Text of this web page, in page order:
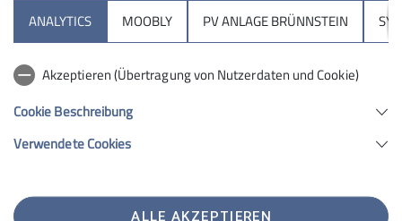
Hochrieshütte
Sektion Rosenheim des Deutschen Alpenvereins e.V.
Telefon +4980312716030
ANALYTICS MOOBLY PV ANLAGE BRÜNNSTEIN
Akzeptieren (Übertragung von Nutzerdaten und Cookie)
Cookie Beschreibung
Verwendete Cookies
ALLE AKZEPTIEREN